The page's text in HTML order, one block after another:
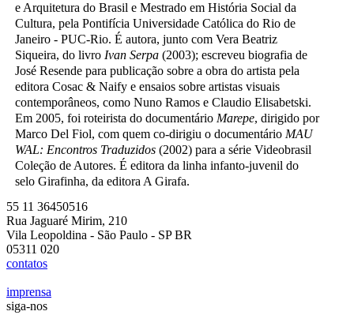
e Arquitetura do Brasil e Mestrado em História Social da
Cultura, pela Pontifícia Universidade Católica do Rio de
Janeiro - PUC-Rio. É autora, junto com Vera Beatriz
Siqueira, do livro Ivan Serpa (2003); escreveu biografia de
José Resende para publicação sobre a obra do artista pela
editora Cosac & Naify e ensaios sobre artistas visuais
contemporâneos, como Nuno Ramos e Claudio Elisabetski.
Em 2005, foi roteirista do documentário Marepe, dirigido por
Marco Del Fiol, com quem co-dirigiu o documentário MAU
WAL: Encontros Traduzidos (2002) para a série Videobrasil
Coleção de Autores. É editora da linha infanto-juvenil do
selo Girafinha, da editora A Girafa.
55 11 36450516
Rua Jaguaré Mirim, 210
Vila Leopoldina - São Paulo - SP BR
05311 020
contatos
imprensa
siga-nos